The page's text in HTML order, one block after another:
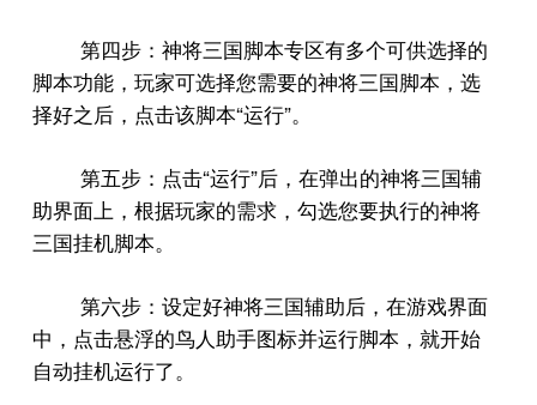
第四步：神将三国脚本专区有多个可供选择的
脚本功能，玩家可选择您需要的神将三国脚本，选
择好之后，点击该脚本“运行”。
第五步：点击“运行”后，在弹出的神将三国辅
助界面上，根据玩家的需求，勾选您要执行的神将
三国挂机脚本。
第六步：设定好神将三国辅助后，在游戏界面
中，点击悬浮的鸟人助手图标并运行脚本，就开始
自动挂机运行了。